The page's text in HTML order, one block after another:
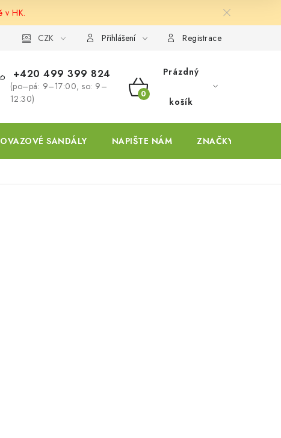
v HK.
CZK Přihlášení Registrace
+420 499 399 824
(po–pá: 9–17:00, so: 9–
12:30)
NÁKUPNÍ
KOŠÍK
Prázdný
košík
SANDÁLY NAPIŠTE NÁM ZNAČKY